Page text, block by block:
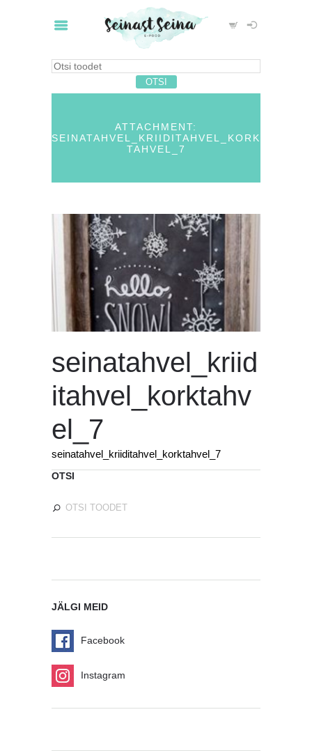
ATTACHMENT:
SEINATAHVEL_KRIIDITAHVEL_KORK
TAHVEL_7
seinatahvel_kriid
itahvel_korktahv
el_7
seinatahvel_kriiditahvel_korktahvel_7
OTSI
JÄLGI MEID
Facebook
Instagram